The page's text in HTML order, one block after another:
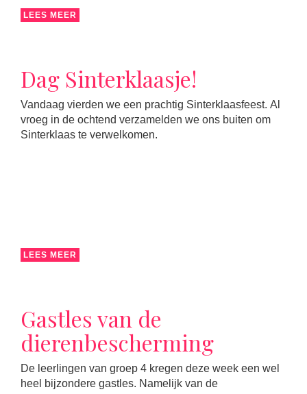
LEES MEER
Dag Sinterklaasje!
Vandaag vierden we een prachtig Sinterklaasfeest. Al
vroeg in de ochtend verzamelden we ons buiten om
Sinterklaas te verwelkomen.
LEES MEER
Gastles van de
dierenbescherming
De leerlingen van groep 4 kregen deze week een wel
heel bijzondere gastles. Namelijk van de